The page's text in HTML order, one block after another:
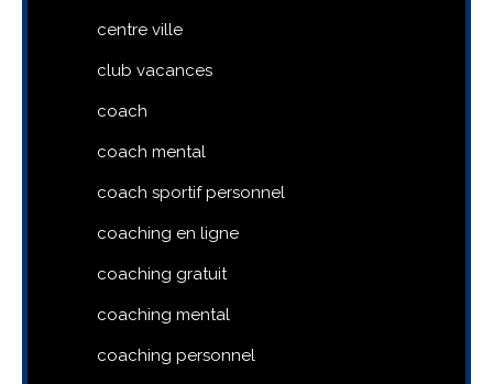
centre ville
club vacances
coach
coach mental
coach sportif personnel
coaching en ligne
coaching gratuit
coaching mental
coaching personnel